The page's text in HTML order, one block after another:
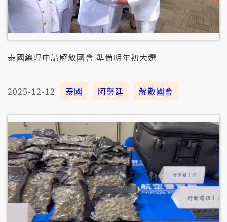
泰國總理申請解散國會 準備明年初大選
2025-12-12 泰國 阿努廷 解散國會